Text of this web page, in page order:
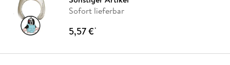
Sofort lieferbar
5,57 €*